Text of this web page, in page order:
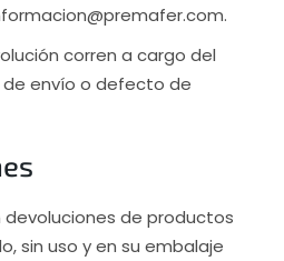
corren a cargo del
de envío o defecto de
de productos
sin uso y en su embalaje